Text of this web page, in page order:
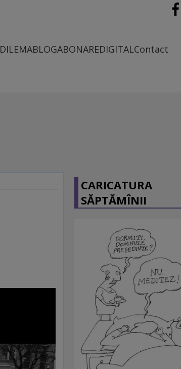
DILEMABLOGABONAREDIGITALContact
CARICATURA
SĂPTĂMÎNII